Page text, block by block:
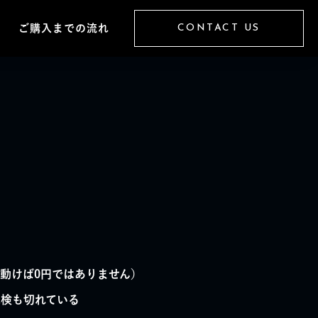
ご購入までの流れ CONTACT US
ご購入までの流れ CONTACT US
けば0円ではありません）
も切れている